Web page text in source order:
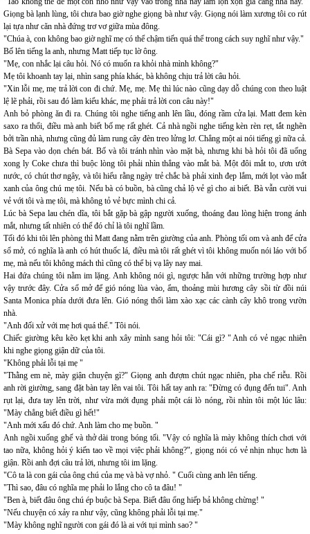
Giọng bà lạnh lùng, tôi chưa bao giờ nghe giọng bà như vậy. Giọng nói làm xương tôi co rút
lại tựa như căn nhà đứng trơ vơ giữa mùa đông.
"Chúa à, con không bao giờ nghĩ mẹ có thể chậm tiến quá thể trong cách suy nghĩ như vậy."
Bố lên tiếng la anh, nhưng Matt tiếp tục lờ ông.
"Mẹ, con nhắc lại câu hỏi. Nó có muốn ra khỏi nhà mình không?"
Mẹ tôi khoanh tay lại, nhìn sang phía khác, bà không chịu trả lời câu hỏi.
"Xin lỗi mẹ, mẹ trả lời con đi chứ. Mẹ, mẹ. Mẹ thì lúc nào cũng dạy dỗ chúng con theo luật
lệ lẽ phải, rồi sau đó làm kiểu khác, mẹ phải trả lời con câu này!"
Anh bỏ phòng ăn đi ra. Chúng tôi nghe tiếng anh lên lầu, đóng rầm cửa lại. Matt đem kèn
saxo ra thổi, điều mà anh biết bố mẹ rất ghét. Cả nhà ngồi nghe tiếng kèn rèn rẹt, tắt nghẽn
bởi trần nhà, nhưng cũng đủ làm rung cây đèn treo lửng lơ. Chẳng một ai nói tiếng gì nữa cả.
Bà Sepa vào dọn chén bát. Bố và tôi tránh nhìn vào mặt bà, nhưng khi bà hỏi tôi đã uống
xong ly Coke chưa thì buộc lòng tôi phải nhìn thẳng vào mắt bà. Một đôi mắt to, ươn ướt
nước, có chút thơ ngây, và tôi hiểu rằng ngày trẻ chắc bà phải xinh đẹp lắm, mới lọt vào mắt
xanh của ông chú mẹ tôi. Nếu bà có buồn, bà cũng chả lộ vẻ gì cho ai biết. Bà vẫn cười vui
vẻ với tôi và mẹ tôi, mà không tỏ vẻ bực mình chi cả.
Lúc bà Sepa lau chén dĩa, tôi bắt gặp bà gập người xuống, thoáng đau lòng hiện trong ánh
mắt, nhưng tất nhiên có thể đó chỉ là tôi nghĩ lầm.
Tối đó khi tôi lên phòng thì Matt đang nằm trên giường của anh. Phòng tối om và anh để cửa
sổ mở, có nghĩa là anh có hút thuốc lá, điều mà tôi rất ghét vì tôi không muốn nói láo với bố
mẹ, mà nếu tôi không mách thì cũng có thể bị vạ lây nay mai.
Hai đứa chúng tôi nằm im lặng. Anh không nói gì, ngược hẳn với những trường hợp như
vậy trước đây. Cửa sổ mở để gió nóng lùa vào, ẩm, thoảng mùi hương cây sồi từ đồi núi
Santa Monica phía dưới đưa lên. Gió nóng thổi làm xào xạc các cành cây khô trong vườn
nhà.
"Anh đối xử với mẹ hơi quá thể." Tôi nói.
Chiếc giường kêu kẽo kẹt khi anh xây mình sang hỏi tôi: "Cái gì? " Anh có vẻ ngạc nhiên
khi nghe giọng giận dữ của tôi.
"Không phải lỗi tại mẹ "
"Thằng em nè, mày giận chuyện gì?" Giọng anh đượm chút ngạc nhiên, pha chế riễu. Rồi
anh rời giường, sang đặt bàn tay lên vai tôi. Tôi hất tay anh ra: "Đừng có đụng đến tui". Anh
rụt lại, đưa tay lên trời, như vừa mới đụng phải một cái lò nóng, rồi nhìn tôi một lúc lâu:
"Mày chẳng biết điều gì hết!"
"Anh mới xấu đó chứ. Anh làm cho mẹ buồn. "
Anh ngồi xuống ghế và thở dài trong bóng tối. "Vậy có nghĩa là mày không thích chơi với
tao nữa, không hỏi ý kiến tao về mọi việc phải không?", giọng nói có vẻ nhịn nhục hơn là
giận. Rồi anh đợi câu trả lời, nhưng tôi im lặng.
"Cô ta là con gái của ông chú của mẹ và bà vợ nhỏ. " Cuối cùng anh lên tiếng.
"Thì sao, đâu có nghĩa mẹ phải lo lắng cho cô ta đâu! "
"Ben à, biết đâu ông chú ép buộc bà Sepa. Biết đâu ổng hiếp bả không chừng! "
"Nếu chuyện có xảy ra như vậy, cũng không phải lỗi tại mẹ."
"Mày không nghĩ người con gái đó là ai với tụi mình sao? "